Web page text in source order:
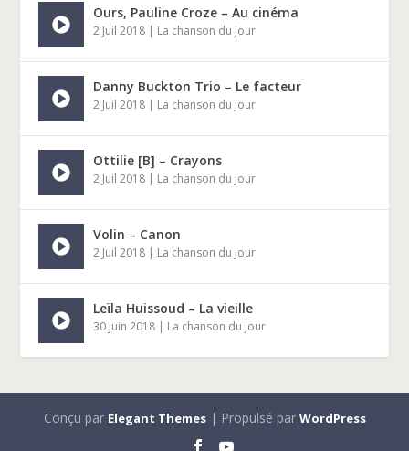
Ours, Pauline Croze – Au cinéma
2 Juil 2018 | La chanson du jour
Danny Buckton Trio – Le facteur
2 Juil 2018 | La chanson du jour
Ottilie [B] – Crayons
2 Juil 2018 | La chanson du jour
Volin – Canon
2 Juil 2018 | La chanson du jour
Leïla Huissoud – La vieille
30 Juin 2018 | La chanson du jour
Conçu par Elegant Themes| Propulsé par WordPress